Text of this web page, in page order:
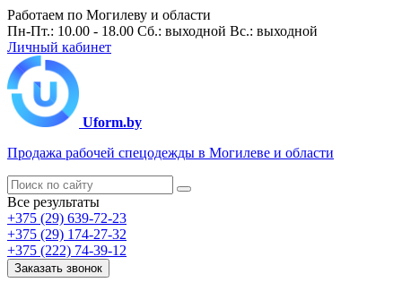
Работаем по Могилеву и области
Пн-Пт.: 10.00 - 18.00 Сб.: выходной Вс.: выходной
Личный кабинет
Uform.by
Продажа рабочей спецодежды в Могилеве и области
Все результаты
+375 (29) 639-72-23
+375 (29) 174-27-32
+375 (222) 74-39-12
Заказать звонок